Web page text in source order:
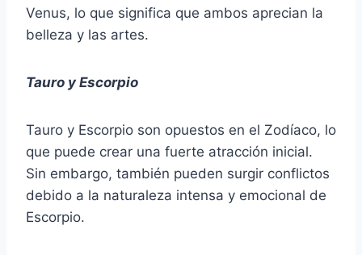
Venus, lo que significa que ambos aprecian la
belleza y las artes.
Tauro y Escorpio
Tauro y Escorpio son opuestos en el Zodíaco, lo
que puede crear una fuerte atracción inicial.
Sin embargo, también pueden surgir conflictos
debido a la naturaleza intensa y emocional de
Escorpio.